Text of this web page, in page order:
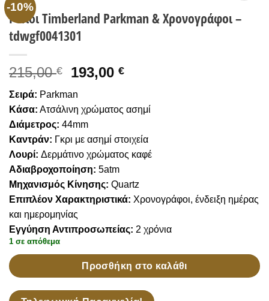
-10%
στην
Ρολόι Timberland Parkman & Χρονογράφοι –
tdwgf0041301
215,00€
Original
was:
215,00 €.
193,00€Current
193,00 €.
Σειρά: Parkman
Κάσα: Ατσάλινη χρώματος ασημί
Διάμετρος: 44mm
Καντράν: Γκρι με ασημί στοιχεία
Λουρί: Δερμάτινο χρώματος καφέ
Αδιαβροχοποίηση: 5atm
Μηχανισμός Κίνησης: Quartz
Επιπλέον Χαρακτηριστικά: Χρονογράφοι, ένδειξη ημέρας
και ημερομηνίας
Εγγύηση Αντιπροσωπείας: 2 χρόνια
1 σε απόθεμα
Προσθήκη στο καλάθι